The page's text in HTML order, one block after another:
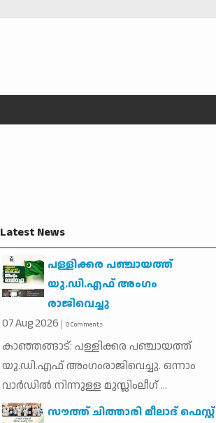
Latest News
പള്ളിക്കര പഞ്ചായത്ത്
യു.ഡി.എഫ് അംഗം
രാജിവെച്ചു
07Aug2026 0 Comments
കാഞ്ഞങ്ങാട്: പള്ളിക്കര പഞ്ചായത്ത്
യു.ഡി.എഫ് അംഗംരാജിവെച്ചു. ഒന്നാം
വാര്‍ഡില്‍ നിന്നുള്ള മുസ്ലിംലീഗ് ...
സൗത്ത് ചിത്താരി മീലാദ് ഫെസ്റ്റ്